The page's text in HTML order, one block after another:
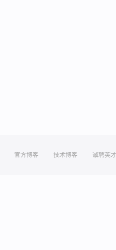
官方博客 技术博客 诚聘英才